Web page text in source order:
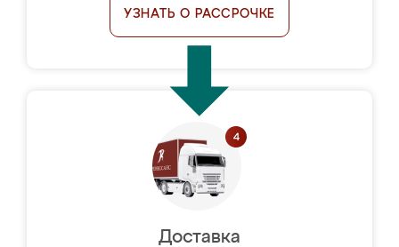
УЗНАТЬ О РАССРОЧКЕ
Доставка